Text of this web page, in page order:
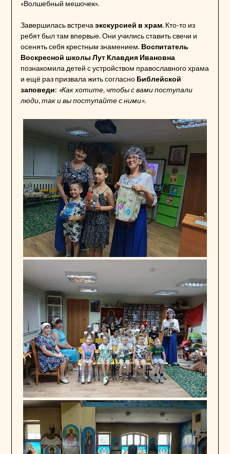
«Волшебный мешочек».
Завершилась встреча экскурсией в храм. Кто-то из
ребят был там впервые. Они учились ставить свечи и
осенять себя крестным знамением. Воспитатель
Воскресной школы Лут Клавдия Ивановна
познакомила детей с устройством православного храма
и ещё раз призвала жить согласно Библейской
заповеди: «Как хотите, чтобы с вами поступали
люди, так и вы поступайте с ними».